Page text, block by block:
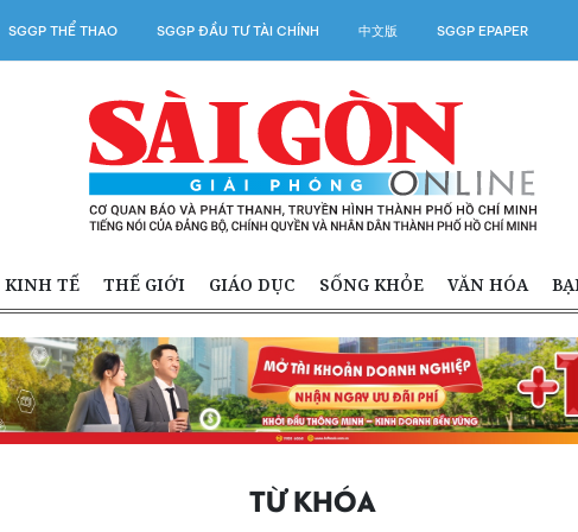
SGGP THỂ THAO SGGP ĐẦU TƯ TÀI CHÍNH 中文版 SGGP EPAPER
KINH TẾ THẾ GIỚI GIÁO DỤC SỐNG KHỎE VĂN HÓA
TỪ KHÓA